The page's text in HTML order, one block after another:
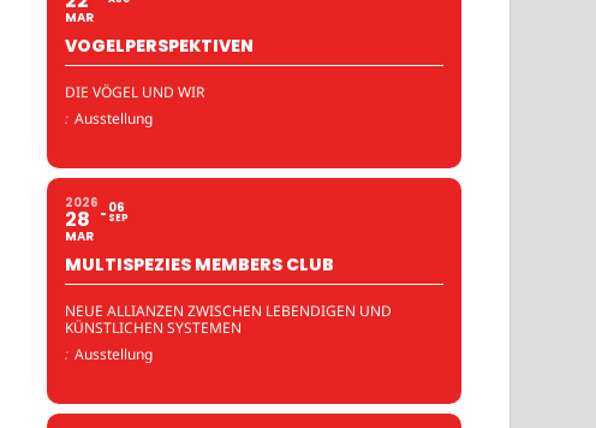
MAR
VOGELPERSPEKTIVEN
DIE VÖGEL UND WIR
: Ausstellung
2026
28
MAR
06
SEP
MULTISPEZIES MEMBERS CLUB
NEUE ALLIANZEN ZWISCHEN LEBENDIGEN UND
KÜNSTLICHEN SYSTEMEN
: Ausstellung